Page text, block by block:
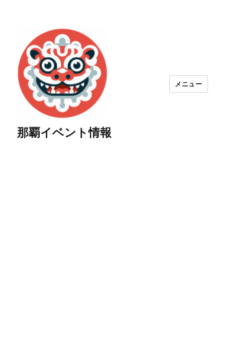
那覇イベント情報
メニュー